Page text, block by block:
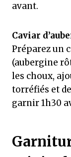
avant.
Caviar
Préparez un
(aubergine
les choux,
torréfiés et
garnir 1h30